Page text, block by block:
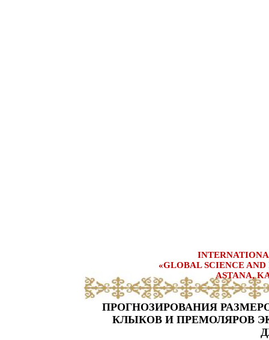
«GLOBAL SCIENCE
ASTANA,
ПРОГНОЗИРОВАНИЯ
КЛЫКОВ И ПРЕМОЛЯРОВ